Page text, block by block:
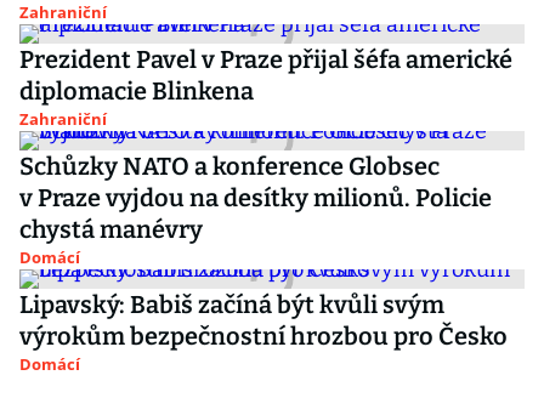
Zahraniční
Prezident Pavel v Praze přijal šéfa americké
diplomacie Blinkena
Zahraniční
Schůzky NATO a konference Globsec
v Praze vyjdou na desítky milionů. Policie
chystá manévry
Domácí
Lipavský: Babiš začíná být kvůli svým
výrokům bezpečnostní hrozbou pro Česko
Domácí